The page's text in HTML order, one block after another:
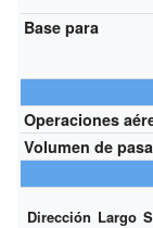
Base para
Operaciones
Volumen de
Dirección Largo